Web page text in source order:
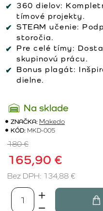
360 dielov:
tímové projekty.
STEAM učenie:
storočia.
Pre celé tímy:
skupinovú prácu.
Bonus plagát:
dielne.
Na sklade
ZNAČKA: Makedo
KÓD: MKD-005
165,90 €
180 €
Bez DPH: 134,88 €